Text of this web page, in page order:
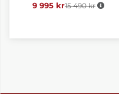
9 995 kr Ordinarie pris:
15 490 kr